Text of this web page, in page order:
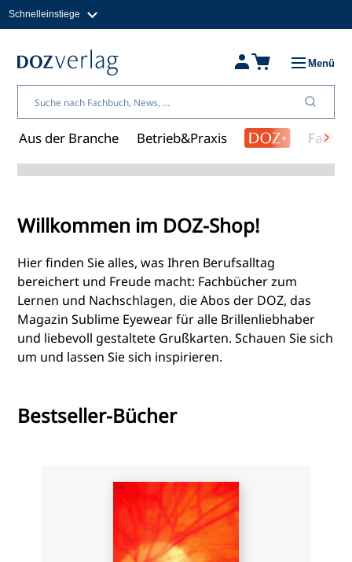
Inhalt
Schnelleinstiege
Fachbücher & Shop
Über uns
Menü
Aus der Branche Betrieb&Praxis
Willkommen im DOZ-Shop!
Hier finden Sie alles, was Ihren Berufsalltag
bereichert und Freude macht: Fachbücher zum
Lernen und Nachschlagen, die Abos der DOZ, das
Magazin Sublime Eyewear für alle Brillenliebhaber
und liebevoll gestaltete Grußkarten. Schauen Sie sich
um und lassen Sie sich inspirieren.
Bestseller-Bücher